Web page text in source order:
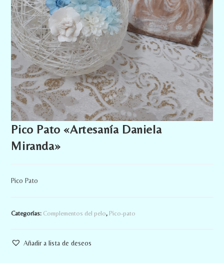
Pico Pato «Artesanía Daniela
Miranda»
Pico Pato
Categorías: Complementos del pelo, Pico-pato
Añadir a lista de deseos